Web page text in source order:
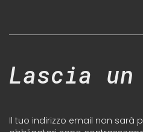
Lascia un
Il tuo indirizzo email non sarà